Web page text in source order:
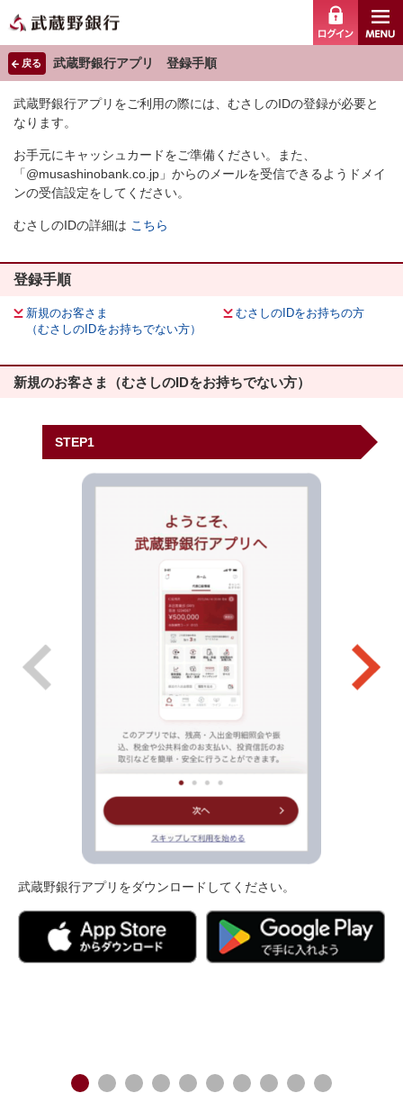
ログイ
戻る 武蔵野銀行アプリ 登録手順
武蔵野銀行アプリをご利用の際には、むさしのIDの登録が必要と
なります。
お手元にキャッシュカードをご準備ください。また、
「@musashinobank.co.jp」からのメールを受信できるようドメイ
ンの受信設定をしてください。
むさしのIDの詳細は こちら
登録手順
新規のお客さま
（むさしのIDをお持ちでない方）
むさしのIDをお持ちの方
新規のお客さま（むさしのIDをお持ちでない方）
STEP1
武蔵野銀行アプリをダウンロードしてください。